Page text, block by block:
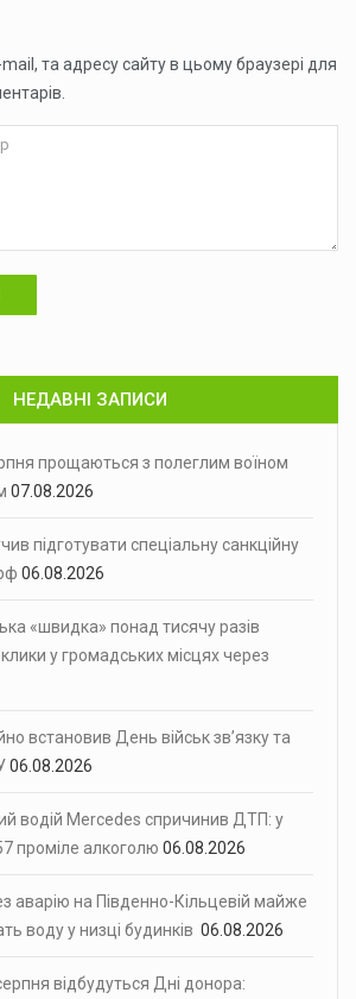
та адресу сайту в цьому браузері для
НЕДАВНІ ЗАПИСИ
прощаються з полеглим воїном
07.08.2026
підготувати спеціальну санкційну
06.08.2026
«швидка» понад тисячу разів
у громадських місцях через
встановив День військ зв’язку та
06.08.2026
водій Mercedes спричинив ДТП: у
проміле алкоголю 06.08.2026
аварію на Південно-Кільцевій майже
воду у низці будинків 06.08.2026
відбудуться Дні донора: